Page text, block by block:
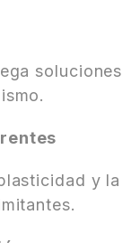
soluciones
y la